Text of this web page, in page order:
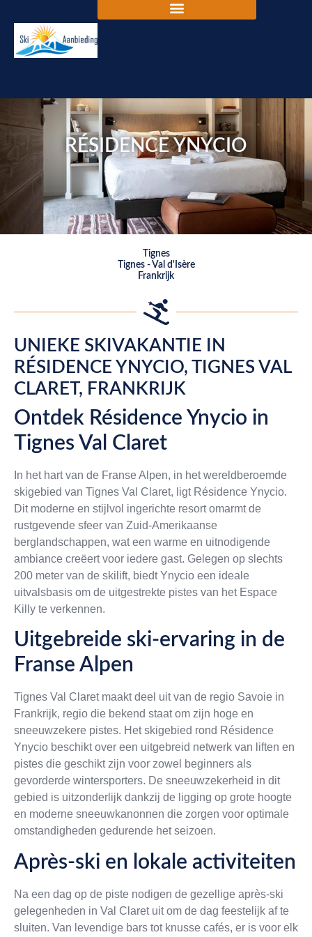
RÉSIDENCE YNYCIO
Tignes
Tignes - Val d'Isère
Frankrijk
UNIEKE SKIVAKANTIE IN
RÉSIDENCE YNYCIO, TIGNES VAL
CLARET, FRANKRIJK
Ontdek Résidence Ynycio in
Tignes Val Claret
In het hart van de Franse Alpen, in het wereldberoemde
skigebied van Tignes Val Claret, ligt Résidence Ynycio.
Dit moderne en stijlvol ingerichte resort omarmt de
rustgevende sfeer van Zuid-Amerikaanse
berglandschappen, wat een warme en uitnodigende
ambiance creëert voor iedere gast. Gelegen op slechts
200 meter van de skilift, biedt Ynycio een ideale
uitvalsbasis om de uitgestrekte pistes van het Espace
Killy te verkennen.
Uitgebreide ski-ervaring in de
Franse Alpen
Tignes Val Claret maakt deel uit van de regio Savoie in
Frankrijk, regio die bekend staat om zijn hoge en
sneeuwzekere pistes. Het skigebied rond Résidence
Ynycio beschikt over een uitgebreid netwerk van liften en
pistes die geschikt zijn voor zowel beginners als
gevorderde wintersporters. De sneeuwzekerheid in dit
gebied is uitzonderlijk dankzij de ligging op grote hoogte
en moderne sneeuwkanonnen die zorgen voor optimale
omstandigheden gedurende het seizoen.
Après-ski en lokale activiteiten
Na een dag op de piste nodigen de gezellige après-ski
gelegenheden in Val Claret uit om de dag feestelijk af te
sluiten. Van levendige bars tot knusse cafés, er is voor elk